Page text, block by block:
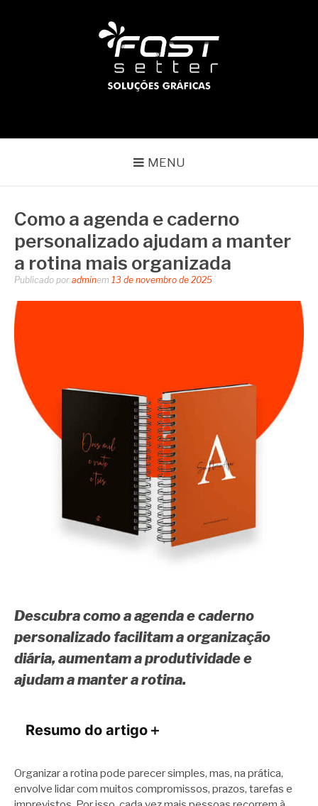
MENU
Como a agenda e caderno
personalizado ajudam a manter
a rotina mais organizada
Publicado por adminem 13 de novembro de 2025
Descubra como a agenda e caderno
personalizado facilitam a organização
diária, aumentam a produtividade e
ajudam a manter a rotina.
Resumo do artigo＋
Organizar a rotina pode parecer simples, mas, na prática,
envolve lidar com muitos compromissos, prazos, tarefas e